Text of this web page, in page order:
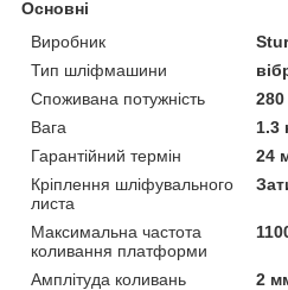
Основні
Виробник
Тип шліфмашини
Споживана потужність
Вага
1.3
Гарантійний термін
24
Кріплення шліфувального
листа
Максимальна частота
коливання платформи
Амплітуда коливань
2